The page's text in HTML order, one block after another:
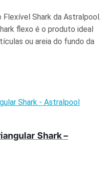
Shark da Astralpool.
flexo é o produto ideal
ou areia do fundo da
Shark –